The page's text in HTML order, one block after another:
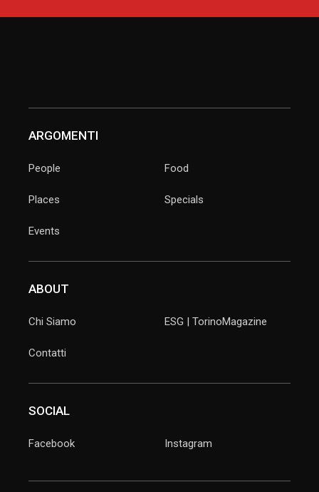
ARGOMENTI
People
Places
Events
Food
Specials
ABOUT
Chi Siamo
Contatti
ESG | TorinoMagazine
SOCIAL
Facebook Instagram